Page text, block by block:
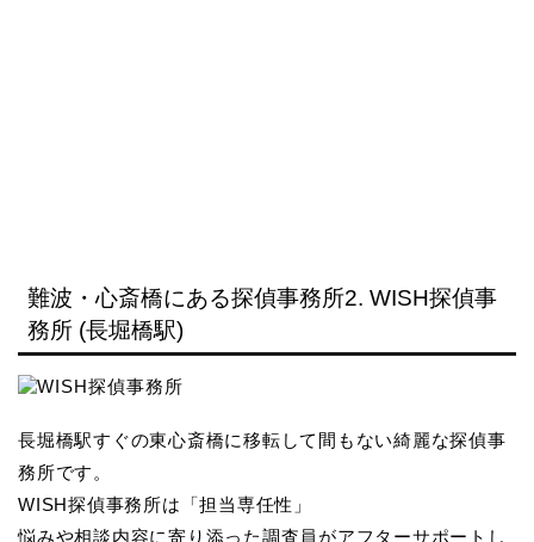
難波・心斎橋にある探偵事務所2. WISH探偵事
務所 (長堀橋駅)
長堀橋駅すぐの東心斎橋に移転して間もない綺麗な探偵事
務所です。
WISH探偵事務所は「担当専任性」
悩みや相談内容に寄り添った調査員がアフターサポートし